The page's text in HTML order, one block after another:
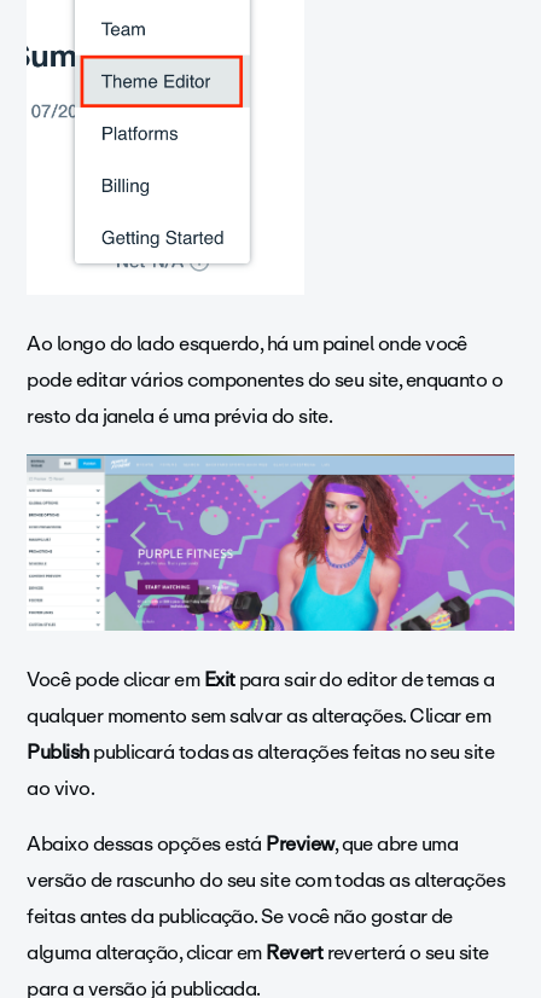
Ao longo do lado esquerdo, há um painel onde você
pode editar vários componentes do seu site, enquanto o
resto da janela é uma prévia do site.
Você pode clicar emExitpara sair do editor de temas a
qualquer momento sem salvar as alterações. Clicar em
Publishpublicará todas as alterações feitas no seu site
ao vivo.
Abaixo dessas opções estáPreview, que abre uma
versão de rascunho do seu site com todas as alterações
feitas antes da publicação. Se você não gostar de
alguma alteração, clicar emRevertreverterá o seu site
para a versão já publicada.